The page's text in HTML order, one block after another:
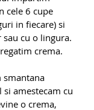
cele 6 cupe
in fiecare) si
cu o lingura.
crema.
smantana
amestecam cu
o crema,